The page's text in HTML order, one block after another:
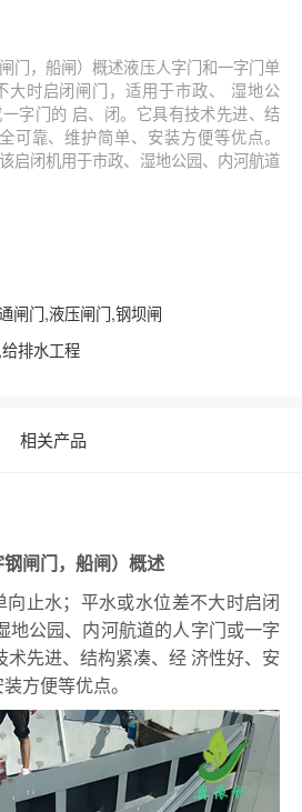
门，船闸）概述液压人字门和一字门单
大时启闭闸门，适用于市政、 湿地公
字门的 启、闭。它具有技术先进、结
可靠、维护简单、安装方便等优点。
启闭机用于市政、湿地公园、内河航道
闸门,液压闸门,钢坝闸
排水工程
相关产品
闸门，船闸）概述
止水；平水或水位差不大时启闭
地公园、内河航道的人字门或一字
术先进、结构紧凑、经 济性好、安
方便等优点。